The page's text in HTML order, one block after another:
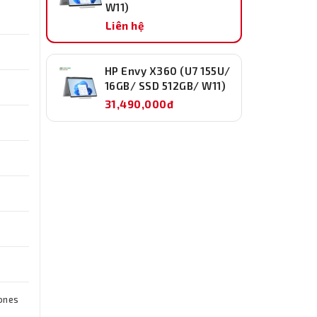
W11)
Liên hệ
HP Envy X360 (U7 155U/
16GB/ SSD 512GB/ W11)
31,490,000đ